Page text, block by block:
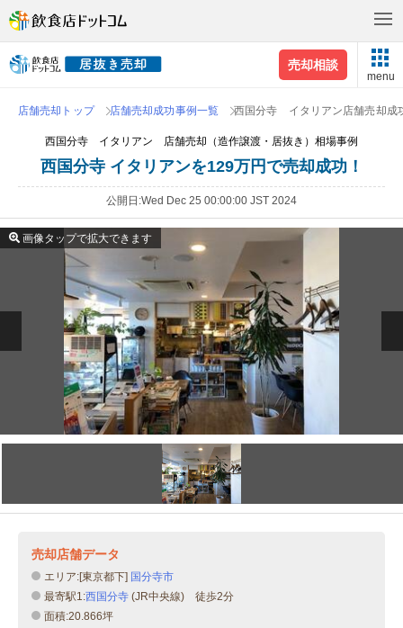
売却相談
menu
店舗売却トップ 店舗売却成功事例一覧 西国分寺 イタリアン店舗売却成
西国分寺 イタリアン 店舗売却（造作譲渡・居抜き）相場事例
西国分寺 イタリアンを129万円で売却成功！
公開日 Wed Dec 25 00:00:00 JST 2024
画像タップで拡大できます
売却店舗データ
エリア:[東京都下] 国分寺市
最寄駅1:西国分寺 (JR中央線) 徒歩2分
面積:20.866坪